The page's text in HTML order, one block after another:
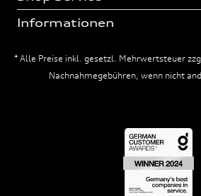
Informationen
* Alle Preise inkl. gesetzl. Mehrwertsteuer
Nachnahmegebühren, wenn nicht